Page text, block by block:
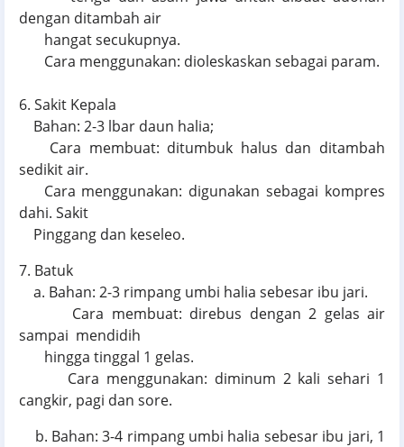
dengan ditambah air
hangat secukupnya.
Cara menggunakan: dioleskaskan sebagai param.
6. Sakit Kepala
Bahan: 2-3 lbar daun halia;
Cara membuat: ditumbuk halus dan ditambah
sedikit air.
Cara menggunakan: digunakan sebagai kompres
dahi. Sakit
Pinggang dan keseleo.
7. Batuk
a. Bahan: 2-3 rimpang umbi halia sebesar ibu jari.
Cara membuat: direbus dengan 2 gelas air
sampai mendidih
hingga tinggal 1 gelas.
Cara menggunakan: diminum 2 kali sehari 1
cangkir, pagi dan sore.
b. Bahan: 3-4 rimpang umbi halia sebesar ibu jari, 1